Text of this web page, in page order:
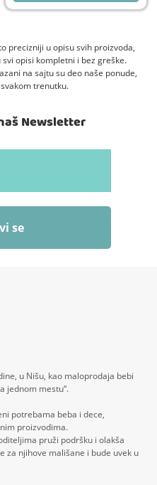
precizniji u opisu svih proizvoda,
opisi kompletni i bez greške.
na sajtu su deo naše ponude,
trenutku.
Newsletter
se
u Nišu, kao maloprodaja bebi
jednom mestu“.
potrebama beba i dece,
proizvodima.
pruži podršku i olakša
za njihove mališane i bude uvek u